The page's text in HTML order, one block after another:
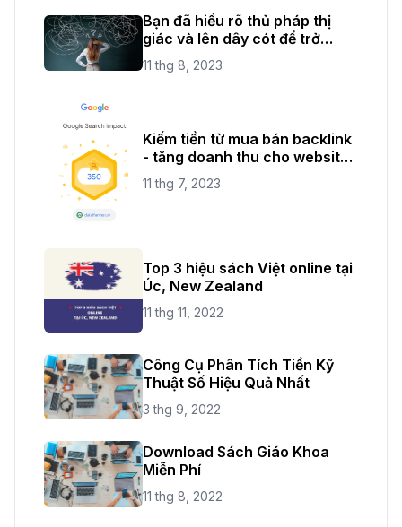
Bạn đã hiểu rõ thủ pháp thị
giác và lên dây cót để trở
thành một nhiếp ảnh chuyên
nghiệp rồi chứ?
11 thg 8, 2023
Kiếm tiền từ mua bán backlink
- tăng doanh thu cho website
của bạn
11 thg 7, 2023
Top 3 hiệu sách Việt online tại
Úc, New Zealand
11 thg 11, 2022
Công Cụ Phân Tích Tiền Kỹ
Thuật Số Hiệu Quả Nhất
3 thg 9, 2022
Download Sách Giáo Khoa
Miễn Phí
11 thg 8, 2022